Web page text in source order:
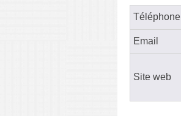
Téléphone
Email
Site web